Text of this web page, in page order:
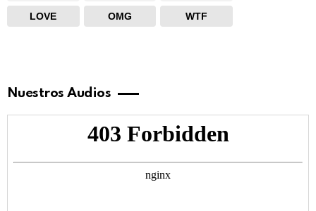
LOVE OMG WTF
Nuestros Audios